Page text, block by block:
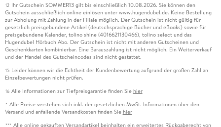
12 Ihr Gutschein SOMMER13 gilt bis einschließlich 10.08.2026. Sie können den
Gutschein ausschließlich online einlösen unter www.hugendubel.de. Keine Bestellung
zur Abholung mit Zahlung in der Filiale möglich. Der Gutschein ist nicht gültig für
gesetzlich preisgebundene Artikel (deutschsprachige Bücher und eBooks) sowie für
preisgebundene Kalender, tolino shine (4016621130466), tolino select und das
Hugendubel Hörbuch Abo. Der Gutschein ist nicht mit anderen Gutscheinen und
Geschenkkarten kombinierbar. Eine Barauszahlung ist nicht möglich. Ein Weiterverkauf
und der Handel des Gutscheincodes sind nicht gestattet.
15 Leider können wir die Echtheit der Kundenbewertung aufgrund der großen Zahl an
Einzelbewertungen nicht prüfen.
16 Alle Informationen zur Tiefpreisgarantie finden Sie hier
* Alle Preise verstehen sich inkl. der gesetzlichen MwSt. Informationen über den
Versand und anfallende Versandkosten finden Sie hier
*** Alle online gekauften Versandartikel beinhalten ein erweitertes Rückgaberecht von